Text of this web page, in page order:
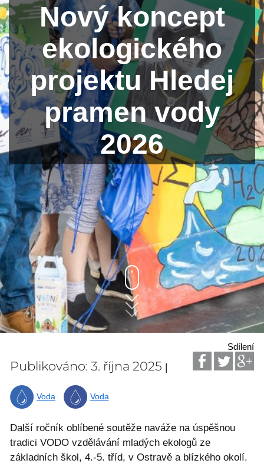
Nový koncept
ekologického
projektu Hledej
pramen vody
2026
Sdílení
Publikováno: 3. října 2025 |
Voda Voda
Další ročník oblíbené soutěže naváže na úspěšnou
tradici VODO vzdělávání mladých ekologů ze
základních škol, 4.-5. tříd, v Ostravě a blízkého okolí.